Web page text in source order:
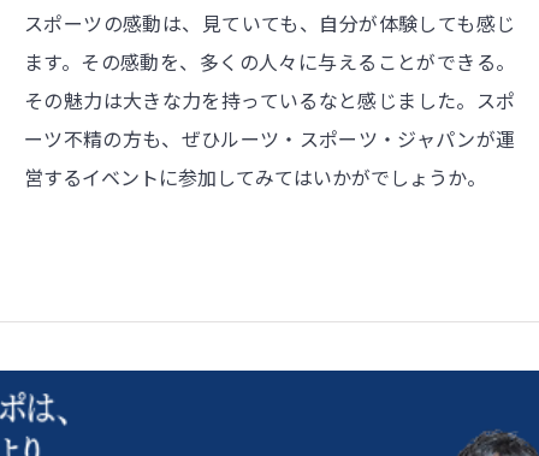
スポーツの感動は、見ていても、自分が体験しても感じ
ます。その感動を、多くの人々に与えることができる。
その魅力は大きな力を持っているなと感じました。スポ
ーツ不精の方も、ぜひルーツ・スポーツ・ジャパンが運
営するイベントに参加してみてはいかがでしょうか。